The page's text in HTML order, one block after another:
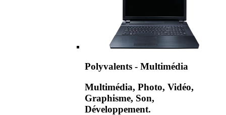
Polyvalents - Multimédia
Multimédia, Photo, Vidéo,
Graphisme, Son,
Développement.